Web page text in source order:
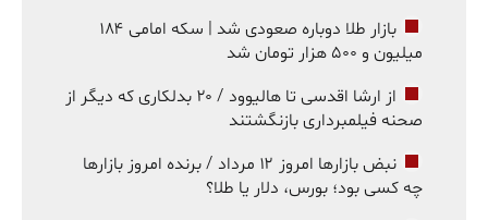
بازار طلا دوباره صعودی شد | سکه امامی ۱۸۴
میلیون و ۵۰۰ هزار تومان شد
از ارشا اقدسی تا هالیوود / ۲۰ بدلکاری که دیگر از
صحنه فیلمبرداری بازنگشتند
نبض بازارها امروز ۱۲ مرداد / برنده امروز بازارها
چه کسی بود؛ بورس، دلار یا طلا؟